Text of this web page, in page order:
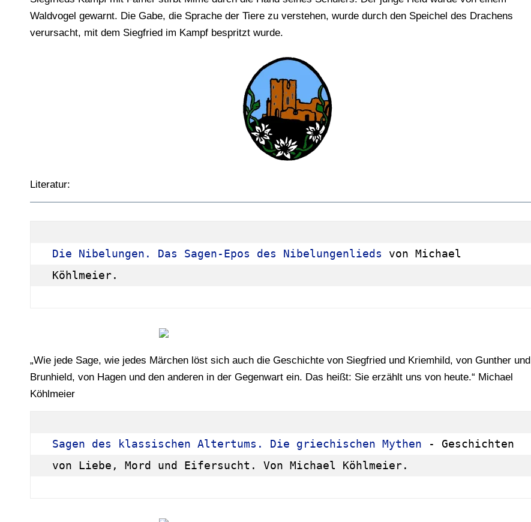
Waldvogel gewarnt. Die Gabe, die Sprache der Tiere zu verstehen, wurde durch den Speichel des Drachens
verursacht, mit dem Siegfried im Kampf bespritzt wurde.
Literatur:
Die Nibelungen. Das Sagen-Epos des Nibelungenlieds von Michael
Köhlmeier.
„Wie jede Sage, wie jedes Märchen löst sich auch die Geschichte von Siegfried und Kriemhild, von Gunther und
Brunhield, von Hagen und den anderen in der Gegenwart ein. Das heißt: Sie erzählt uns von heute.“ Michael
Köhlmeier
Sagen des klassischen Altertums. Die griechischen Mythen - Geschichten
von Liebe, Mord und Eifersucht. Von Michael Köhlmeier.